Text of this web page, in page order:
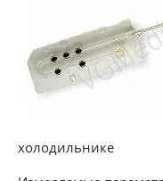
холодильнике